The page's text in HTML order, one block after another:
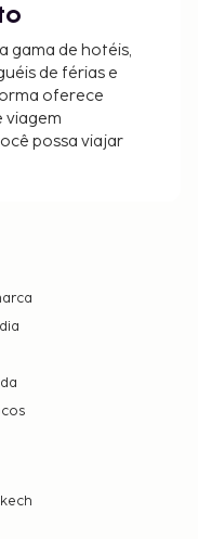
As taxas e
e estão
crianças,
o registo de
documento de
Para mais
através
de
de 18 de maio a
se quiser jogar
antes da
gama de hotéis,
de férias e
oferece
viagem
possa viajar